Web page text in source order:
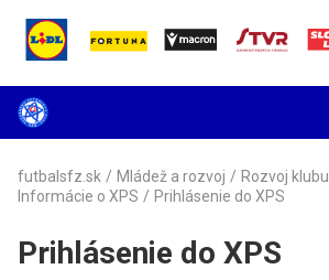
futbalsfz.sk / Mládež a rozvoj / Rozvoj klubu
Informácie o XPS / Prihlásenie do XPS
Prihlásenie do XPS